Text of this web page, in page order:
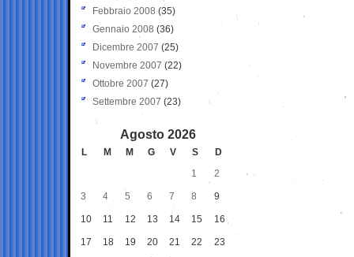
Febbraio 2008 (35)
Gennaio 2008 (36)
Dicembre 2007 (25)
Novembre 2007 (22)
Ottobre 2007 (27)
Settembre 2007 (23)
Agosto 2026
L M M G V S
D
1
2
3 4 5 6 7 8 9
10 11 12 13 14 15 16
17 18 19 20 21 22 23